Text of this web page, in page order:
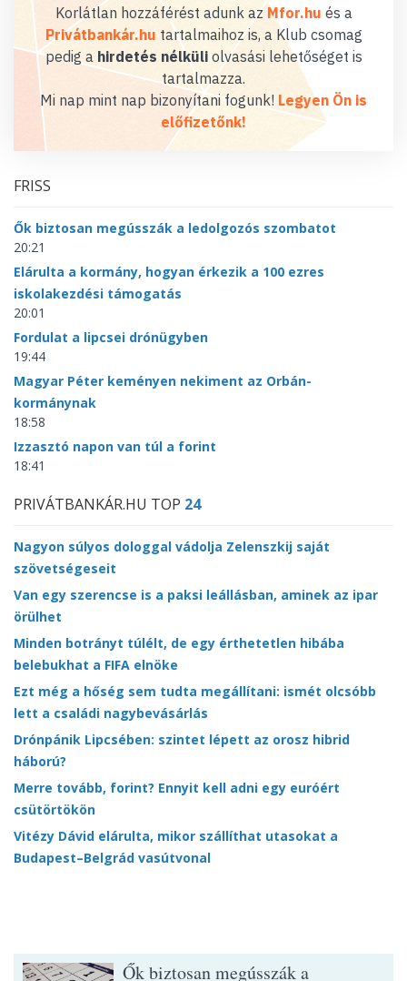
Korlátlan hozzáférést adunk az Mfor.hu és a
Privátbankár.hu tartalmaihoz is, a Klub csomag
pedig a hirdetés nélküliolvasási lehetőséget is
tartalmazza.
Mi nap mint nap bizonyítani fogunk! Legyen Ön is
előfizetőnk!
FRISS
Ők biztosan megússzák a ledolgozós szombatot
20:21
Elárulta a kormány, hogyan érkezik a 100 ezres
iskolakezdési támogatás
20:01
Fordulat a lipcsei drónügyben
19:44
Magyar Péter keményen nekiment az Orbán-
kormánynak
18:58
Izzasztó napon van túl a forint
18:41
PRIVÁTBANKÁR.HU TOP 24
Nagyon súlyos dologgal vádolja Zelenszkij saját
szövetségeseit
Van egy szerencse is a paksi leállásban, aminek az ipar
örülhet
Minden botrányt túlélt, de egy érthetetlen hibába
belebukhat a FIFA elnöke
Ezt még a hőség sem tudta megállítani: ismét olcsóbb
lett a családi nagybevásárlás
Drónpánik Lipcsében: szintet lépett az orosz hibrid
háború?
Merre tovább, forint? Ennyit kell adni egy euróért
csütörtökön
Vitézy Dávid elárulta, mikor szállíthat utasokat a
Budapest–Belgrád vasútvonal
Ők biztosan megússzák a